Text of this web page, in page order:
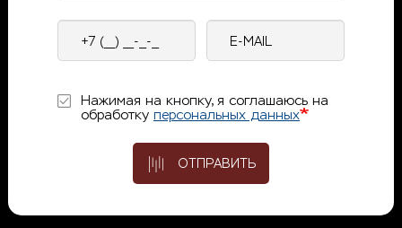
телефон
mail
Нажимая на кнопку, я соглашаюсь на
обработку персональных данных
ОТПРАВИТЬ